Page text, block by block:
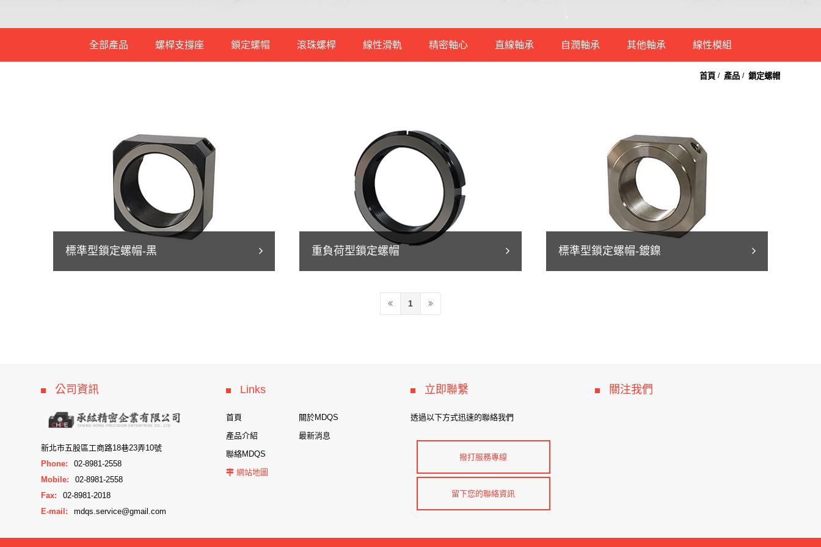
全部產品 螺桿支撐座
大型重負荷支撐座
重負荷支撐座
鎖定螺帽 滾珠螺桿 線性滑軌
微型不生鏽線性滑軌
精密軸心 直線軸承
電鍍法蘭型直線軸
鋁殼滑塊直線軸承
自潤軸承
鋼球襯套
自潤式直線軸承
其他軸承
凸輪軸承
萬向軸承
平面軸承
不鏽鋼軸承
線性模組
密閉式線性模組
首頁 產品 鎖定螺帽
標準型鎖定螺帽-黑 重負荷型鎖定螺帽 標準型鎖定螺帽-鍍鎳
1
公司資訊
新北市五股區工商路18巷23弄10號
Phone:
02-8981-2558
Mobile:
02-8981-2558
Fax:
02-8981-2018
E-mail:
mdqs.service@gmail.com
Links
首頁
關於MDQS
產品介紹
最新消息
聯絡MDQS
網站地圖
立即聯繫
透過以下方式迅速的聯絡我們
撥打服務專線
留下您的聯絡資訊
關注我們